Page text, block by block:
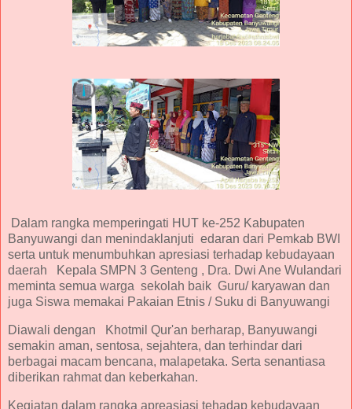
Dalam rangka memperingati HUT ke-252 Kabupaten
Banyuwangi dan menindaklanjuti edaran dari Pemkab BWI
serta untuk menumbuhkan apresiasi terhadap kebudayaan
daerah Kepala SMPN 3 Genteng , Dra. Dwi Ane Wulandari
meminta semua warga sekolah baik Guru/ karyawan dan
juga Siswa memakai Pakaian Etnis / Suku di Banyuwangi
Diawali dengan Khotmil Qur'an berharap, Banyuwangi
semakin aman, sentosa, sejahtera, dan terhindar dari
berbagai macam bencana, malapetaka. Serta senantiasa
diberikan rahmat dan keberkahan.
Kegiatan dalam rangka apreasiasi tehadap kebudayaan